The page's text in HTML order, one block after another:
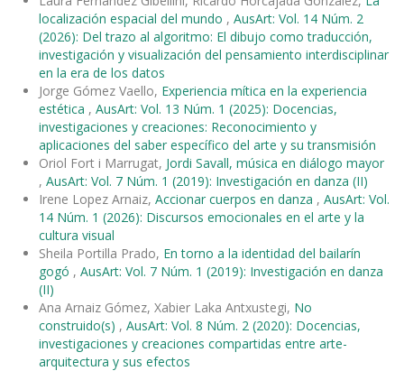
localización espacial del mundo , AusArt: Vol. 14 Núm. 2
(2026): Del trazo al algoritmo: El dibujo como traducción,
investigación y visualización del pensamiento interdisciplinar
en la era de los datos
Jorge Gómez Vaello, Experiencia mítica en la experiencia
estética , AusArt: Vol. 13 Núm. 1 (2025): Docencias,
investigaciones y creaciones: Reconocimiento y
aplicaciones del saber específico del arte y su transmisión
Oriol Fort i Marrugat, Jordi Savall, música en diálogo mayor
, AusArt: Vol. 7 Núm. 1 (2019): Investigación en danza (II)
Irene Lopez Arnaiz, Accionar cuerpos en danza , AusArt: Vol.
14 Núm. 1 (2026): Discursos emocionales en el arte y la
cultura visual
Sheila Portilla Prado, En torno a la identidad del bailarín
gogó , AusArt: Vol. 7 Núm. 1 (2019): Investigación en danza
(II)
Ana Arnaiz Gómez, Xabier Laka Antxustegi, No
construido(s) , AusArt: Vol. 8 Núm. 2 (2020): Docencias,
investigaciones y creaciones compartidas entre arte-
arquitectura y sus efectos